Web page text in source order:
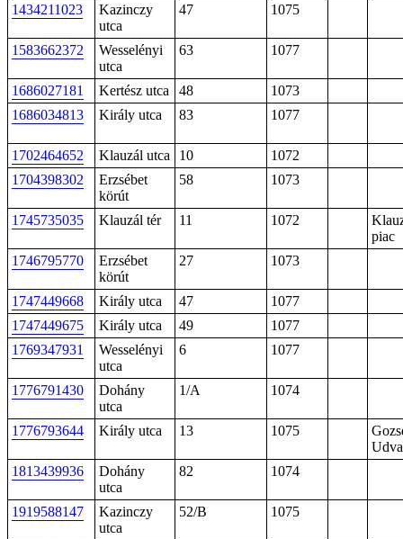
1434211023
Kazinczy
utca
47 1075
1583662372
Wesselényi
utca
63 1077
1686027181 Kertész utca 48
1073
1686034813
Király utca 83 1077
1702464652 Klauzál utca 10
1072
1704398302
Erzsébet
körút
58 1073
1745735035 Klauzál tér 11 1072
piac
1746795770
Erzsébet
körút
27 1073
1747449668 Király utca 47
1077
1747449675
Király utca 49
1077
1769347931
Wesselényi
utca
6 1077
1776791430
Dohány
utca
1/A 1074
1776793644 Király utca 13 1075
1813439936
Dohány
utca
82 1074
1919588147
Kazinczy
utca
52/B 1075